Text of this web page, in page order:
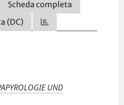
Scheda completa
(DC)
UND